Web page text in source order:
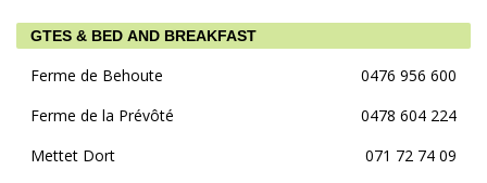
GTES & BED AND BREAKFAST
Ferme de Behoute
0476 956 600
Ferme de la Prévôté
0478 604 224
Mettet Dort
071 72 74 09